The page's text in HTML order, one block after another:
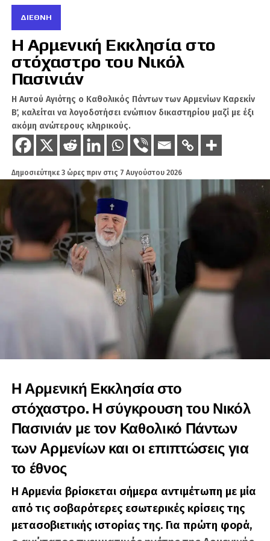
Ουκρανία.
Η Ρωσία δεν έχει κάνει κανένα σχόλιο προς το
παρόν.
Η περιοχή του Ιβανο-Φρανκίφσκ βρίσκεται
μακριά από τη γραμμή του μετώπου αλλά
αποτελεί συχνά στόχο ρωσικών επιθέσεων.
Πηγή: ΑΜΠΕ
ΣΧΕΤΙΚΆ ΘΈΜΑΤΑ
ΟΥΚΡΑΝΊΑ
ΡΩΣΊΑ
ΧΑΚ
Είναι ο άγνωστος Χ, αλλά φυσικό πρόσωπο που
βοηθάει στην παραγωγή ειδήσεων στο Geopolitico.gr,
αλλά και τη δημιουργία βίντεο στο κανάλι του Σάββα
Καλεντερίδη. Πολλοί τον χαρακτηρίζουν ως ανθρώπινο
αλγόριθμο λόγω του όγκου των δεδομένων και
πληροφοριών που αφομοιώνει καθημερινώς. Είναι
ΔΙΕΘΝΉ
Η Αρμενική Εκκλησία στο
στόχαστρο του Νικόλ
Πασινιάν
Η Αυτού Αγιότης ο Καθολικός Πάντων των Αρμενίων Καρεκίν
Β΄, καλείται να λογοδοτήσει ενώπιον δικαστηρίου μαζί με έξι
ακόμη ανώτερους κληρικούς.
Δημοσιεύτηκε 3 ώρες πριν στις 7 Αυγούστου 2026
Η Αρμενική Εκκλησία στο
στόχαστρο. Η σύγκρουση του Νικόλ
Πασινιάν με τον Καθολικό Πάντων
των Αρμενίων και οι επιπτώσεις για
το έθνος
Η Αρμενία βρίσκεται σήμερα αντιμέτωπη με μία
από τις σοβαρότερες εσωτερικές κρίσεις της
μετασοβιετικής ιστορίας της. Για πρώτη φορά,